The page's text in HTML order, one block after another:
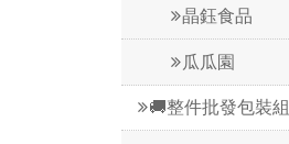
晶鈺食品
瓜瓜園
🚚整件批發包裝組